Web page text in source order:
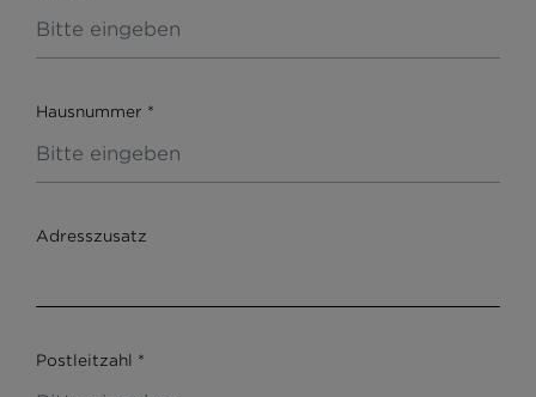
Hausnummer *
Adresszusatz
Postleitzahl *